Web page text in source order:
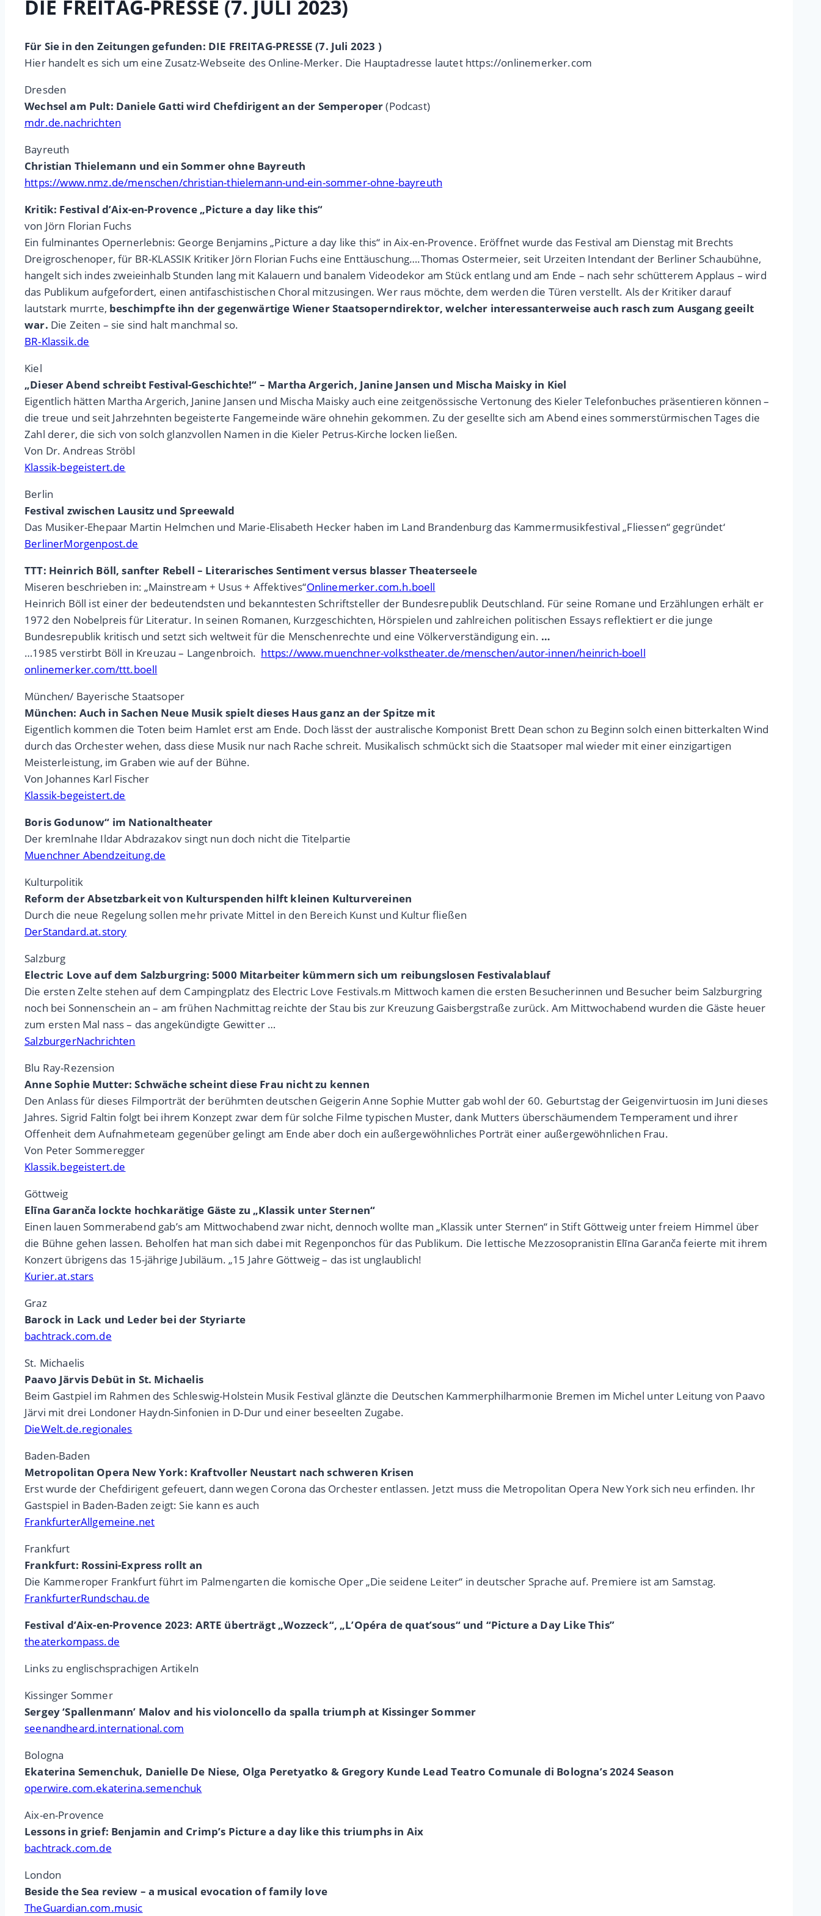
DIE FREITAG-PRESSE (7. JULI 2023)
Für Sie in den Zeitungen gefunden: DIE FREITAG-PRESSE (7. Juli 2023 )
Hier handelt es sich um eine Zusatz-Webseite des Online-Merker. Die Hauptadresse lautet https://onlinemerker.com
Dresden
Wechsel am Pult: Daniele Gatti wird Chefdirigent an der Semperoper(Podcast)
mdr.de.nachrichten
Bayreuth
Christian Thielemann und ein Sommer ohne Bayreuth
https://www.nmz.de/menschen/christian-thielemann-und-ein-sommer-ohne-bayreuth
Kritik: Festival d’Aix-en-Provence „Picture a day like this“
von Jörn Florian Fuchs
Ein fulminantes Opernerlebnis: George Benjamins „Picture a day like this“ in Aix-en-Provence. Eröffnet wurde das Festival am Dienstag mit Brechts
Dreigroschenoper, für BR-KLASSIK Kritiker Jörn Florian Fuchs eine Enttäuschung….Thomas Ostermeier, seit Urzeiten Intendant der Berliner Schaubühne,
hangelt sich indes zweieinhalb Stunden lang mit Kalauern und banalem Videodekor am Stück entlang und am Ende – nach sehr schütterem Applaus – wird
das Publikum aufgefordert, einen antifaschistischen Choral mitzusingen. Wer raus möchte, dem werden die Türen verstellt. Als der Kritiker darauf
lautstark murrte, beschimpfte ihn der gegenwärtige Wiener Staatsoperndirektor, welcher interessanterweise auch rasch zum Ausgang geeilt
war. Die Zeiten – sie sind halt manchmal so.
BR-Klassik.de
Kiel
„Dieser Abend schreibt Festival-Geschichte!“ – Martha Argerich, Janine Jansen und Mischa Maisky in Kiel
Eigentlich hätten Martha Argerich, Janine Jansen und Mischa Maisky auch eine zeitgenössische Vertonung des Kieler Telefonbuches präsentieren können –
die treue und seit Jahrzehnten begeisterte Fangemeinde wäre ohnehin gekommen. Zu der gesellte sich am Abend eines sommerstürmischen Tages die
Zahl derer, die sich von solch glanzvollen Namen in die Kieler Petrus-Kirche locken ließen.
Von Dr. Andreas Ströbl
Klassik-begeistert.de
Berlin
Festival zwischen Lausitz und Spreewald
Das Musiker-Ehepaar Martin Helmchen und Marie-Elisabeth Hecker haben im Land Brandenburg das Kammermusikfestival „Fliessen“ gegründet‘
BerlinerMorgenpost.de
TTT: Heinrich Böll, sanfter Rebell – Literarisches Sentiment versus blasser Theaterseele
Miseren beschrieben in: „Mainstream + Usus + Affektives“Onlinemerker.com.h.boell
Heinrich Böll ist einer der bedeutendsten und bekanntesten Schriftsteller der Bundesrepublik Deutschland. Für seine Romane und Erzählungen erhält er
1972 den Nobelpreis für Literatur. In seinen Romanen, Kurzgeschichten, Hörspielen und zahlreichen politischen Essays reflektiert er die junge
Bundesrepublik kritisch und setzt sich weltweit für die Menschenrechte und eine Völkerverständigung ein. …
…1985 verstirbt Böll in Kreuzau – Langenbroich. https://www.muenchner-volkstheater.de/menschen/autor-innen/heinrich-boell
onlinemerker.com/ttt.boell
München/ Bayerische Staatsoper
München: Auch in Sachen Neue Musik spielt dieses Haus ganz an der Spitze mit
Eigentlich kommen die Toten beim Hamlet erst am Ende. Doch lässt der australische Komponist Brett Dean schon zu Beginn solch einen bitterkalten Wind
durch das Orchester wehen, dass diese Musik nur nach Rache schreit. Musikalisch schmückt sich die Staatsoper mal wieder mit einer einzigartigen
Meisterleistung, im Graben wie auf der Bühne.
Von Johannes Karl Fischer
Klassik-begeistert.de
Boris Godunow“ im Nationaltheater
Der kremlnahe Ildar Abdrazakov singt nun doch nicht die Titelpartie
Muenchner Abendzeitung.de
Kulturpolitik
Reform der Absetzbarkeit von Kulturspenden hilft kleinen Kulturvereinen
Durch die neue Regelung sollen mehr private Mittel in den Bereich Kunst und Kultur fließen
DerStandard.at.story
Salzburg
Electric Love auf dem Salzburgring: 5000 Mitarbeiter kümmern sich um reibungslosen Festivalablauf
Die ersten Zelte stehen auf dem Campingplatz des Electric Love Festivals.m Mittwoch kamen die ersten Besucherinnen und Besucher beim Salzburgring
noch bei Sonnenschein an – am frühen Nachmittag reichte der Stau bis zur Kreuzung Gaisbergstraße zurück. Am Mittwochabend wurden die Gäste heuer
zum ersten Mal nass – das angekündigte Gewitter …
SalzburgerNachrichten
Blu Ray-Rezension
Anne Sophie Mutter: Schwäche scheint diese Frau nicht zu kennen
Den Anlass für dieses Filmporträt der berühmten deutschen Geigerin Anne Sophie Mutter gab wohl der 60. Geburtstag der Geigenvirtuosin im Juni dieses
Jahres. Sigrid Faltin folgt bei ihrem Konzept zwar dem für solche Filme typischen Muster, dank Mutters überschäumendem Temperament und ihrer
Offenheit dem Aufnahmeteam gegenüber gelingt am Ende aber doch ein außergewöhnliches Porträt einer außergewöhnlichen Frau.
Von Peter Sommeregger
Klassik.begeistert.de
Göttweig
Elīna Garanča lockte hochkarätige Gäste zu „Klassik unter Sternen“
Einen lauen Sommerabend gab’s am Mittwochabend zwar nicht, dennoch wollte man „Klassik unter Sternen“ in Stift Göttweig unter freiem Himmel über
die Bühne gehen lassen. Beholfen hat man sich dabei mit Regenponchos für das Publikum. Die lettische Mezzosopranistin Elīna Garanča feierte mit ihrem
Konzert übrigens das 15-jährige Jubiläum. „15 Jahre Göttweig – das ist unglaublich!
Kurier.at.stars
Graz
Barock in Lack und Leder bei der Styriarte
bachtrack.com.de
St. Michaelis
Paavo Järvis Debüt in St. Michaelis
Beim Gastpiel im Rahmen des Schleswig-Holstein Musik Festival glänzte die Deutschen Kammerphilharmonie Bremen im Michel unter Leitung von Paavo
Järvi mit drei Londoner Haydn-Sinfonien in D-Dur und einer beseelten Zugabe.
DieWelt.de.regionales
Baden-Baden
Metropolitan Opera New York: Kraftvoller Neustart nach schweren Krisen
Erst wurde der Chefdirigent gefeuert, dann wegen Corona das Orchester entlassen. Jetzt muss die Metropolitan Opera New York sich neu erfinden. Ihr
Gastspiel in Baden-Baden zeigt: Sie kann es auch
FrankfurterAllgemeine.net
Frankfurt
Frankfurt: Rossini-Express rollt an
Die Kammeroper Frankfurt führt im Palmengarten die komische Oper „Die seidene Leiter“ in deutscher Sprache auf. Premiere ist am Samstag.
FrankfurterRundschau.de
Festival d’Aix-en-Provence 2023: ARTE überträgt „Wozzeck“, „L’Opéra de quat’sous“ und “Picture a Day Like This”
theaterkompass.de
Links zu englischsprachigen Artikeln
Kissinger Sommer
Sergey ‘Spallenmann’ Malov and his violoncello da spalla triumph at Kissinger Sommer
seenandheard.international.com
Bologna
Ekaterina Semenchuk, Danielle De Niese, Olga Peretyatko & Gregory Kunde Lead Teatro Comunale di Bologna’s 2024 Season
operwire.com.ekaterina.semenchuk
Aix-en-Provence
Lessons in grief: Benjamin and Crimp’s Picture a day like this triumphs in Aix
bachtrack.com.de
London
Beside the Sea review – a musical evocation of family love
TheGuardian.com.music